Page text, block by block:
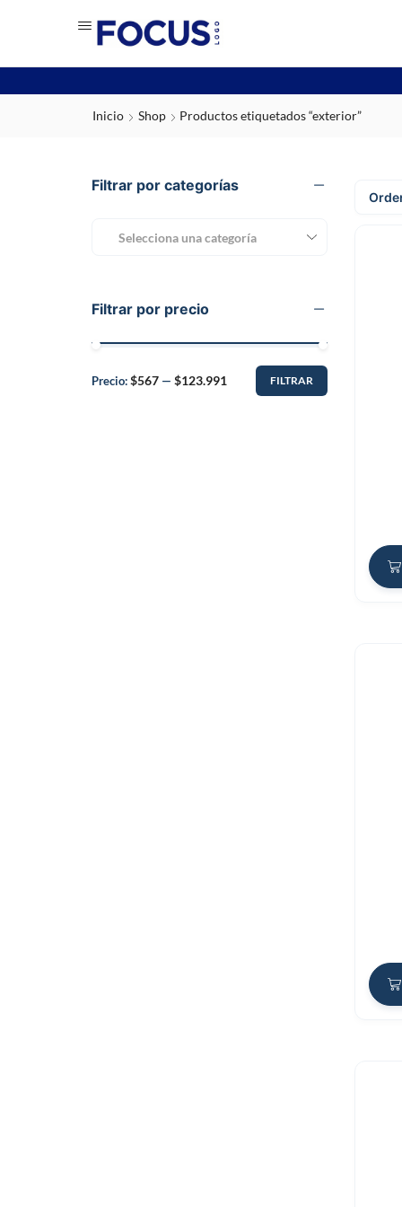
Inicio Shop Productos etiquetados “exterior”
Filtrar por categorías
Selecciona una categoría
Filtrar por precio
FILTRAR
Precio:$567 — $123.991